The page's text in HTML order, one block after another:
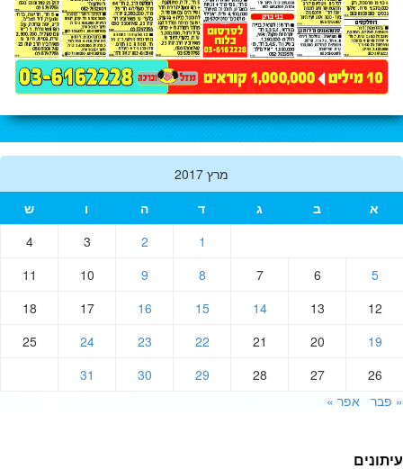
מרץ 2017
10
12
13
14
15
16
17
18
19
20
22
23
24
25
26
27
28
29
30
אפר »